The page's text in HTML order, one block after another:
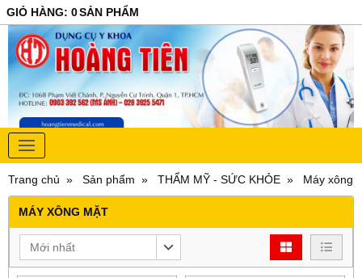
GIỎ HÀNG: 0SẢN PHẨM
Trang chủ Sản phẩm THẨM MỸ - SỨC KHỎE Máy xông
MÁY XÔNG MẶT
Mới nhất